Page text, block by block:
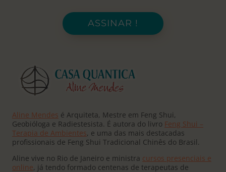
ASSINAR !
Aline Mendes é Arquiteta, Mestre em Feng Shui,
Geobióloga e Radiestesista. É autora do livro Feng Shui –
Terapia de Ambientes, e uma das mais destacadas
profissionais de Feng Shui Tradicional Chinês do Brasil.
Aline vive no Rio de Janeiro e ministra cursos presenciais e
online, já tendo formado centenas de terapeutas de